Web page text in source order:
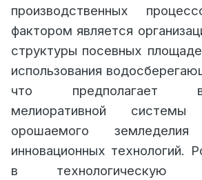
производственных
фактором является
структуры посевных
использования
что предполагает
мелиоративной
орошаемого
инновационных технологий.
в технологическую